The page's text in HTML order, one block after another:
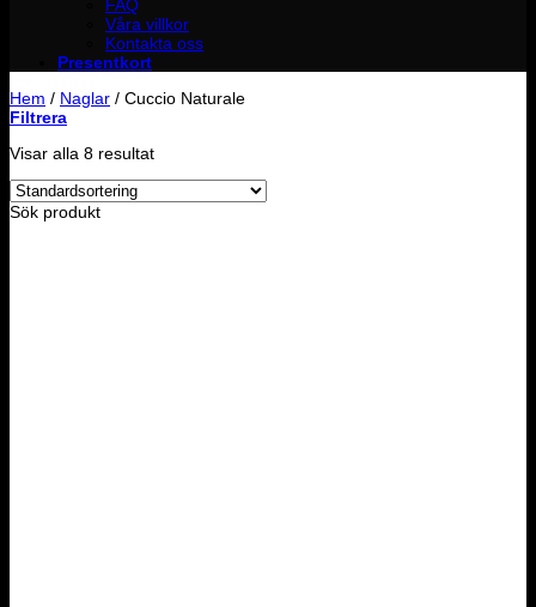
FAQ
Våra villkor
Kontakta oss
Presentkort
Hem / Naglar / Cuccio Naturale
Filtrera
Visar alla 8 resultat
Sök produkt